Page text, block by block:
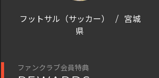
フットサル（サッカー） /
宮城
県
ファンクラブ会員特典